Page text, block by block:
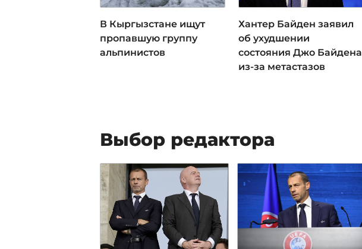
В Кыргызстане ищут
пропавшую группу
альпинистов
Хантер Байден заявил
об ухудшении
состояния Джо Байдена
из-за метастазов
Выбор редактора